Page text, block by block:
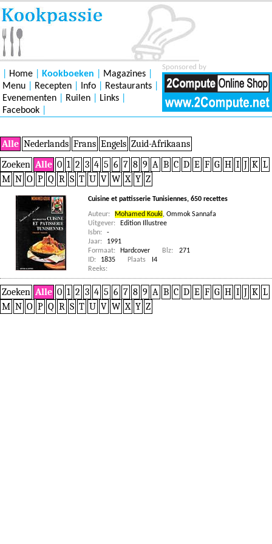
Sponsored by
Home Kookboeken Magazines
Menu
Recepten Info Restaurants
Evenementen
Ruilen Links
Facebook
Alle Nederlands Frans Engels Zuid-Afrikaans
Zoeken Alle 0 1 2 3 4 5 6 7 8 9 A B C D E F G H I J K L
M N O P Q R S T U V W X Y Z
Cuisine et pattisserie Tunisiennes, 650 recettes
Auteur: Mohamed Kouki, Ommok Sannafa
Uitgever:
Edition Illustree
Isbn:
-
Jaar:
1991
Formaat:
Hardcover Blz:
271
ID:
1835 Plaats
I4
Reeks:
Zoeken Alle 0 1 2 3 4 5 6 7 8 9 A B C D E F G H I J K L
M N O P Q R S T U V W X Y Z